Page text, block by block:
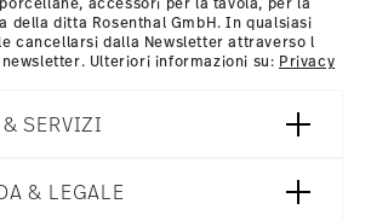
accessori per la tavola, per la
della ditta Rosenthal GmbH. In qualsiasi
cancellarsi dalla Newsletter attraverso l
Ulteriori informazioni su: Privacy
SERVIZI
& LEGALE